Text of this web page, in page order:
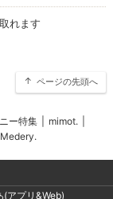
れます
ページの先頭へ
ー特集 mimot.
Medery.
(アプリ&Web)